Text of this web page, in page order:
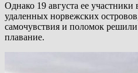
Однако 19 августа ее
удаленных норвежских
самочувствия и поломок
плавание.